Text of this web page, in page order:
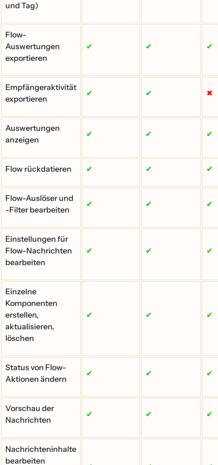
und Tag)
Flow-
Auswertungen
exportieren
✔ ✔ ✔
Empfängeraktivität
exportieren
✔ ✔ ✖
Auswertungen
anzeigen
✔ ✔ ✔
Flow rückdatieren ✔ ✔ ✔
Flow-Auslöser und
-Filter bearbeiten
✔ ✔ ✔
Einstellungen für
Flow-Nachrichten
bearbeiten
✔ ✔ ✔
Einzelne
Komponenten
erstellen,
aktualisieren,
löschen
✔ ✔ ✔
Status von Flow-
Aktionen ändern
✔ ✔ ✔
Vorschau der
Nachrichten
✔ ✔ ✔
Nachrichteninhalte
bearbeiten